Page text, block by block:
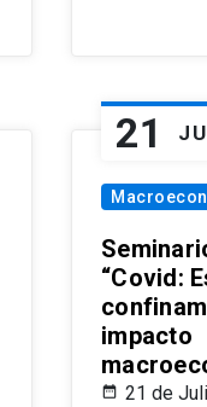
21
“Covid:
impacto
21 de